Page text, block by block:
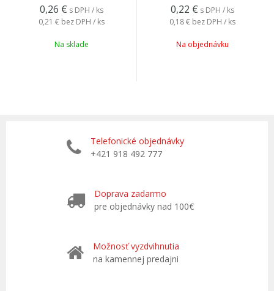
0,26 € s DPH / ks
0,21 € bez DPH / ks
Na sklade
0,22 € s DPH / ks
0,18 € bez DPH / ks
Na objednávku
Telefonické objednávky
+421 918 492 777
Doprava zadarmo
pre objednávky nad 100€
Možnosť vyzdvihnutia
na kamennej predajni